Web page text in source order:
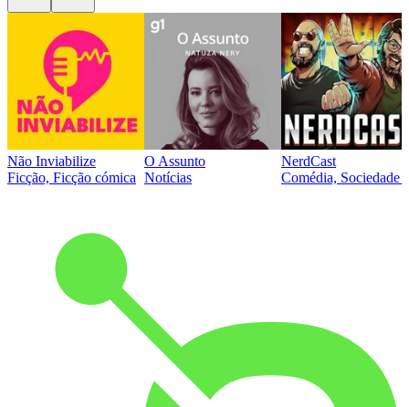
Não Inviabilize
Ficção, Ficção cómica
O Assunto
Notícias
NerdCast
Comédia, Sociedade